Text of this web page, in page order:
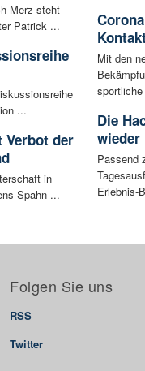
Merz steht
Patrick ...
...
der
in
Spahn ...
Mit den
Die
wieder
Passend
Erlebnis-
Folgen Sie uns
RSS
Twitter